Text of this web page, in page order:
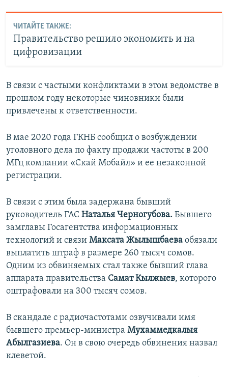
ЧИТАЙТЕ ТАКЖЕ:
Правительство решило экономить и на
цифровизации
В связи с частыми конфликтами в этом ведомстве в
прошлом году некоторые чиновники были
привлечены к ответственности.
В мае 2020 года ГКНБ сообщил о возбуждении
уголовного дела по факту продажи частоты в 200
МГц компании «Скай Мобайл» и ее незаконной
регистрации.
В связи с этим была задержана бывший
руководитель ГАС Наталья Черногубова. Бывшего
замглавы Госагентства информационных
технологий и связи Максата Жылышбаева обязали
выплатить штраф в размере 260 тысяч сомов.
Одним из обвиняемых стал также бывший глава
аппарата правительства Самат Кылжыев, которого
оштрафовали на 300 тысяч сомов.
В скандале с радиочастотами озвучивали имя
бывшего премьер-министра Мухаммедкалыя
Абылгазиева. Он в свою очередь обвинения назвал
клеветой.